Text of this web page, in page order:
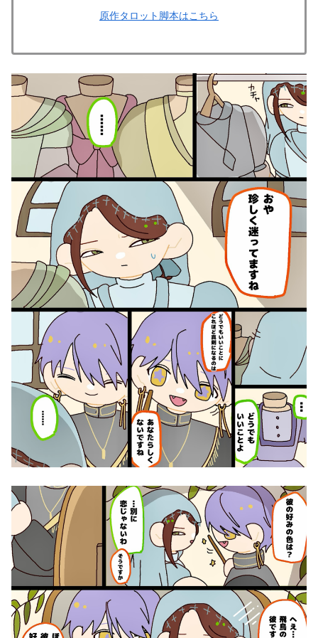
原作タロット脚本はこちら